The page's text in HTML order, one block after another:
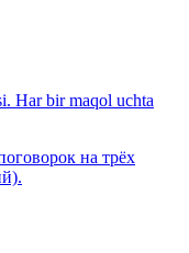
Har bir maqol uchta
на трёх